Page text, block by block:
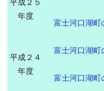
平成２５
年度
富士河口湖町
平成２４
年度
富士河口湖町
富士河口湖町